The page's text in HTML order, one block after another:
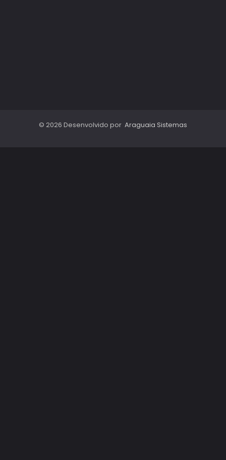
© 2026 Desenvolvido por Araguaia Sistemas